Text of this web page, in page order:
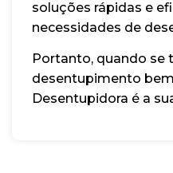
soluções rápidas e
necessidades de
Portanto, quando se
desentupimento
Desentupidora é a